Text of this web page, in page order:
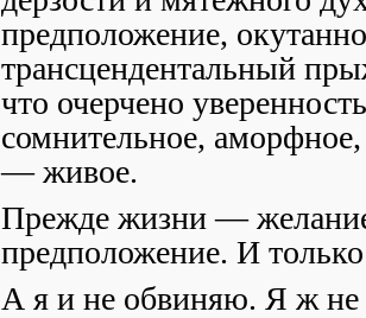
предположение,
трансцендентальный
что очерчено
сомнительное,
— живое.
Прежде жизни —
предположение. И
А я и не обвиняю. Я ж